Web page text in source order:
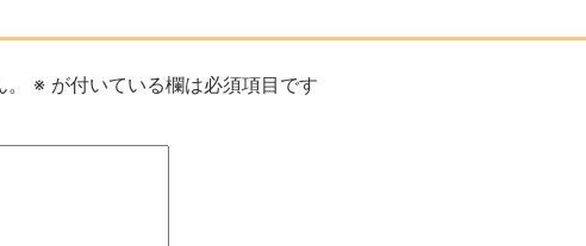
※ が付いている欄は必須項目です